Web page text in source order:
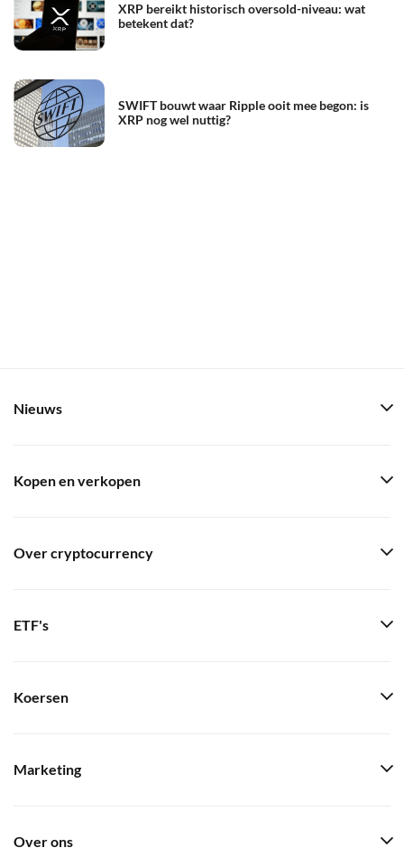
XRP bereikt historisch oversold-niveau: wat
betekent dat?
SWIFT bouwt waar Ripple ooit mee begon: is
XRP nog wel nuttig?
Nieuws
Kopen en verkopen
Over cryptocurrency
ETF's
Koersen
Marketing
Over ons